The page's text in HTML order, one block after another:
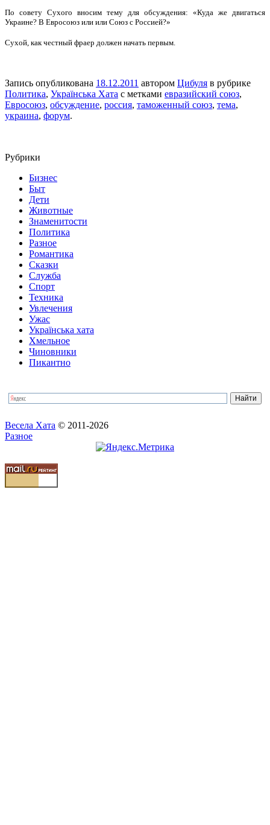
По совету Сухого вносим тему для обсуждения: «Куда же двигаться
Украине? В Евросоюз или или Союз с Россией?»
Сухой, как честный фраер должен начать первым.
Запись опубликована 18.12.2011 автором Цибуля в рубрике
Политика, Українська Хата с метками евразийский союз,
Евросоюз, обсуждение, россия, таможенный союз, тема,
украина, форум.
Рубрики
Бизнес
Быт
Дети
Животные
Знаменитости
Политика
Разное
Романтика
Сказки
Служба
Спорт
Техника
Увлечения
Ужас
Українська хата
Хмельное
Чиновники
Пикантно
Весела Хата © 2011-2026
Разное